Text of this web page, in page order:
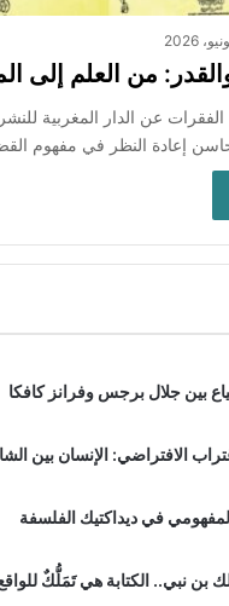
من العلم إلى
عن الدار المغربية
إعادة النظر في مفهوم
بين جلال برجس وفرانز كافكا
الافتراضي: الإنسان بين
في ديداكتيك الفلسفة
بن نبي.. الكتابة هي تَمَلُّكٌ